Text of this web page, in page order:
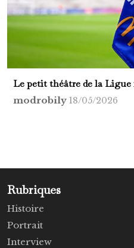
Le petit théâtre de la Ligue
modrobily 18/05/2026
Rubriques
Histoire
Portrait
Interview